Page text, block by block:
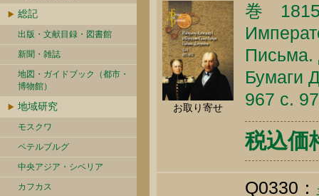
総記
出版・文献目録・図書館
新聞・雑誌
地図・ガイドブック（都市・
博物館）
地域研究
モスクワ
ペテルブルグ
中央アジア・シベリア
カフカス
お取り寄せ
巻
Письма.
Бумаги
967 c.
税込価
Q0330：